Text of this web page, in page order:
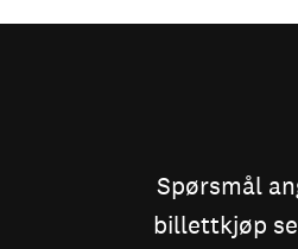
Spørsmål
billettkjøp